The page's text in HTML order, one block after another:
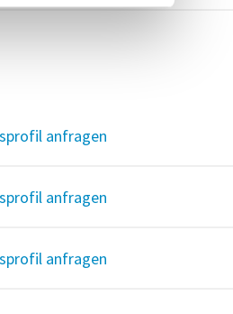
anfragen
anfragen
anfragen